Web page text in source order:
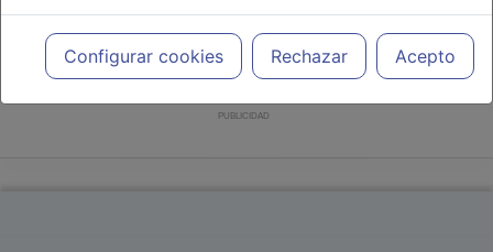
meramente informativo, siendo responsabilidad de los
profesionales facultados prescribir medicamentos y decidir, en
cada caso concreto, el tratamiento más adecuado a las
necesidades del paciente.
Configurar cookies Rechazar Acepto
PUBLICIDAD